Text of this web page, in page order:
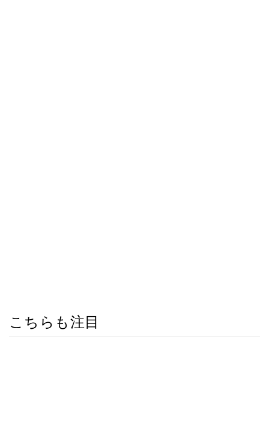
こちらも注目